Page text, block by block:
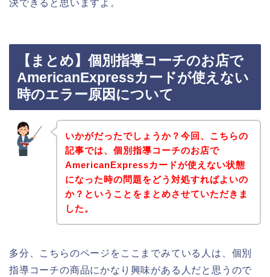
決できると思いますよ。
【まとめ】個別指導コーチのお店で
AmericanExpressカードが使えない
時のエラー原因について
いかがだったでしょうか？今回、こちらの
記事では、個別指導コーチのお店で
AmericanExpressカードが使えない状態
になった時の問題をどう対処すればよいの
か？ということをまとめさせていただきま
した。
多分、こちらのページをここまでみている人は、個別
指導コーチの商品にかなり興味がある人だと思うので